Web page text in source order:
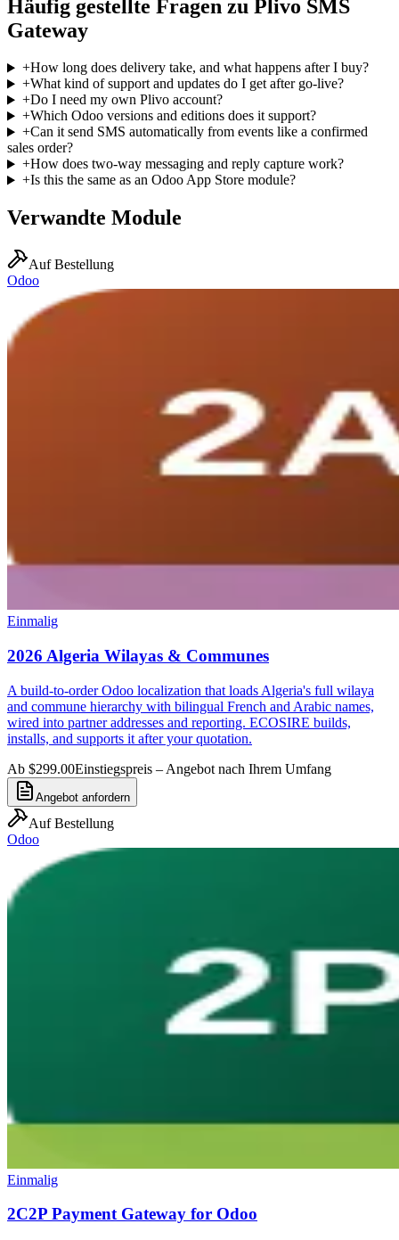
Häufig gestellte Fragen zu Plivo SMS
Gateway
+How long does delivery take, and what happens after I buy?
+What kind of support and updates do I get after go-live?
+Do I need my own Plivo account?
+Which Odoo versions and editions does it support?
+Can it send SMS automatically from events like a confirmed
sales order?
+How does two-way messaging and reply capture work?
+Is this the same as an Odoo App Store module?
Verwandte Module
Auf Bestellung
Odoo
Einmalig
2026 Algeria Wilayas & Communes
A build-to-order Odoo localization that loads Algeria's full wilaya
and commune hierarchy with bilingual French and Arabic names,
wired into partner addresses and reporting. ECOSIRE builds,
installs, and supports it after your quotation.
Ab $299.00Einstiegspreis – Angebot nach Ihrem Umfang
Angebot anfordern
Auf Bestellung
Odoo
Einmalig
2C2P Payment Gateway for Odoo